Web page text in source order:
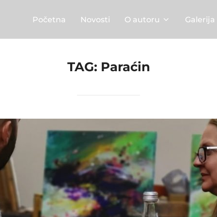
Početna Novosti O autoru Galerija
TAG: Paraćin